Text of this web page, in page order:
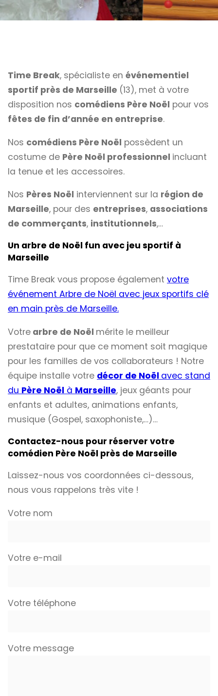
Time Break, spécialiste en événementiel
sportif près de Marseille (13), met à votre
disposition nos comédiens Père Noël pour vos
fêtes de fin d’année en entreprise.
Nos comédiens Père Noël possèdent un
costume de Père Noël professionnel incluant
la tenue et les accessoires.
Nos Pères Noël interviennent sur la région de
Marseille, pour des entreprises, associations
de commerçants, institutionnels,…
Un arbre de Noël fun avec jeu sportif à
Marseille
Time Break vous propose également votre
événement Arbre de Noël avec jeux sportifs clé
en main près de Marseille.
Votre arbre de Noël mérite le meilleur
prestataire pour que ce moment soit magique
pour les familles de vos collaborateurs ! Notre
équipe installe votre décor de Noël avec stand
du Père Noël à Marseille, jeux géants pour
enfants et adultes, animations enfants,
musique (Gospel, saxophoniste,…)…
Contactez-nous pour réserver votre
comédien Père Noël près de Marseille
Laissez-nous vos coordonnées ci-dessous,
nous vous rappelons très vite !
Votre nom
Votre e-mail
Votre téléphone
Votre message